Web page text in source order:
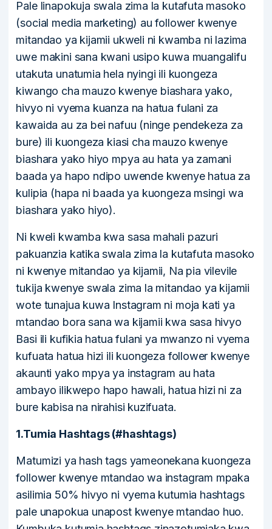
Pale linapokuja swala zima la kutafuta masoko
(social media marketing) au follower kwenye
mitandao ya kijamii ukweli ni kwamba ni lazima
uwe makini sana kwani usipo kuwa muangalifu
utakuta unatumia hela nyingi ili kuongeza
kiwango cha mauzo kwenye biashara yako,
hivyo ni vyema kuanza na hatua fulani za
kawaida au za bei nafuu (ninge pendekeza za
bure) ili kuongeza kiasi cha mauzo kwenye
biashara yako hiyo mpya au hata ya zamani
baada ya hapo ndipo uwende kwenye hatua za
kulipia (hapa ni baada ya kuongeza msingi wa
biashara yako hiyo).
Ni kweli kwamba kwa sasa mahali pazuri
pakuanzia katika swala zima la kutafuta masoko
ni kwenye mitandao ya kijamii, Na pia vilevile
tukija kwenye swala zima la mitandao ya kijamii
wote tunajua kuwa Instagram ni moja kati ya
mtandao bora sana wa kijamii kwa sasa hivyo
Basi ili kufikia hatua fulani ya mwanzo ni vyema
kufuata hatua hizi ili kuongeza follower kwenye
akaunti yako mpya ya instagram au hata
ambayo ilikwepo hapo hawali, hatua hizi ni za
bure kabisa na nirahisi kuzifuata.
1.Tumia Hashtags (#hashtags)
Matumizi ya hash tags yameonekana kuongeza
follower kwenye mtandao wa instagram mpaka
asilimia 50% hivyo ni vyema kutumia hashtags
pale unapokua unapost kwenye mtandao huo.